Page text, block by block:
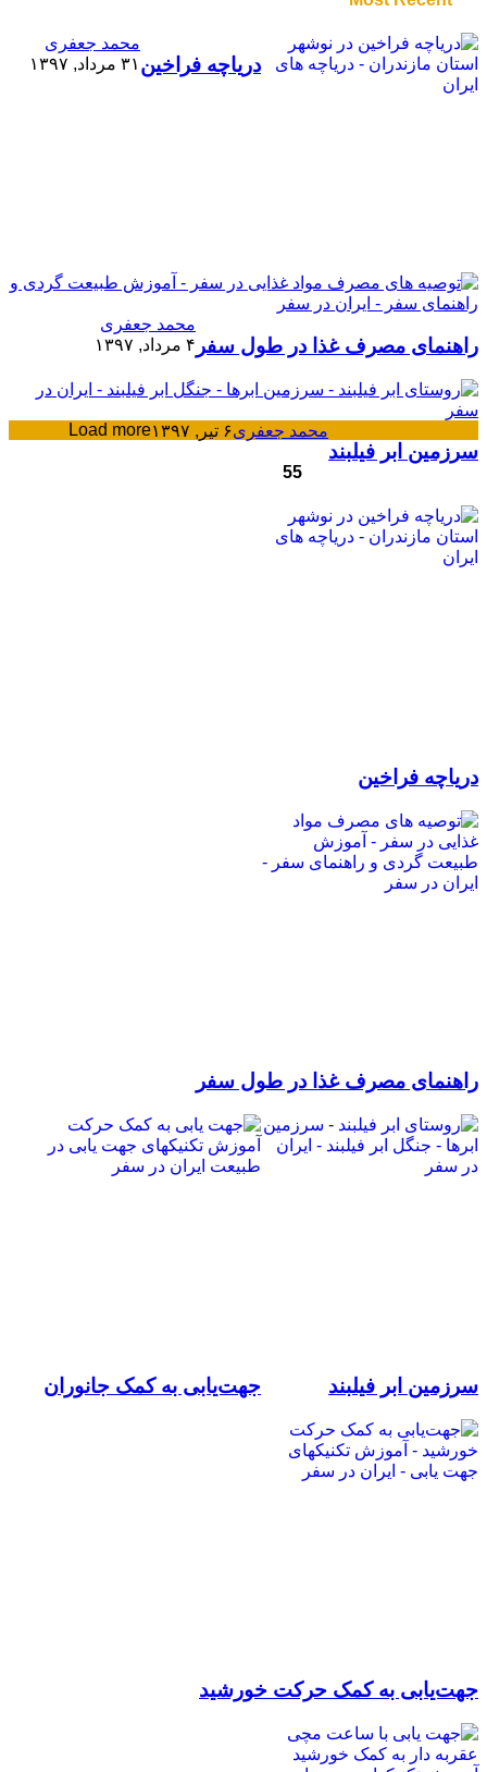
دریاچه فراخین
محمد جعفری
۳۱ مرداد, ۱۳۹۷
راهنمای مصرف غذا در طول سفر
محمد جعفری
۴ مرداد, ۱۳۹۷
سرزمین ابر فیلبند
محمد جعفری۶ تیر, ۱۳۹۷ Load more
55
دریاچه فراخین
راهنمای مصرف غذا در طول سفر
سرزمین ابر فیلبند جهت‌یابی به کمک جانوران
جهت‌یابی به کمک حرکت خورشید